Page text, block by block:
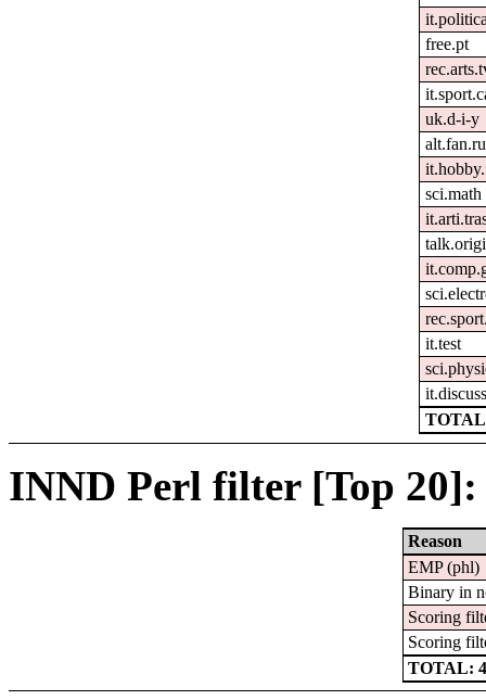
free.pt
uk.d-i-y
sci.math
it.test
INND Perl filter [Top 20]:
Reason
EMP (phl)
Binary in
Scoring
Scoring
TOTAL: